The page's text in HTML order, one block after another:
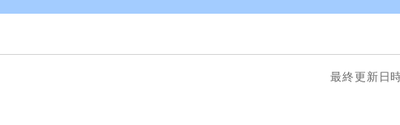
最終更新日